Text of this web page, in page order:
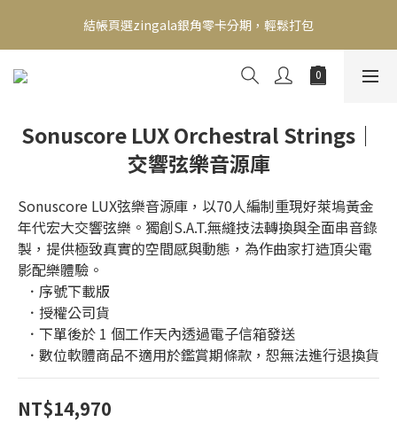
新會員送500！滿額最高回饋2000，刷卡最高12期零利率，馬上了
解👉
結帳頁選zingala銀角零卡分期，輕鬆打包
新會員送500！滿額最高回饋2000，刷卡最高12期零利率，馬上了
Sonuscore LUX Orchestral Strings｜
交響弦樂音源庫
Sonuscore LUX弦樂音源庫，以70人編制重現好萊塢黃金
年代宏大交響弦樂。獨創S.A.T.無縫技法轉換與全面串音錄
製，提供極致真實的空間感與動態，為作曲家打造頂尖電
影配樂體驗。
  ．序號下載版
  ．授權公司貨
  ．下單後於 1 個工作天內透過電子信箱發送
  ．數位軟體商品不適用於鑑賞期條款，恕無法進行退換貨
NT$14,970